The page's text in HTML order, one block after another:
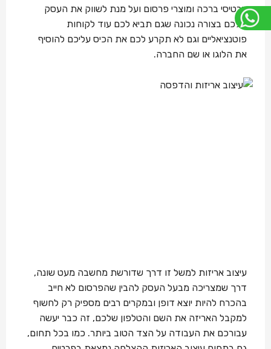
כרטיסי ברכה ומוצרי פרסום ועל מנת לשווק את העסק
שלכם בצורה נכונה שגם תביא לכם עוד לקוחות
פוטנציאליים וגם לא תקרע לכם את הכיס עליכם להוסיף
את הלוגו או שם החברה.
עיצוב אריזות למשל זו דרך שדורשת מחשבה מעט שונה,
דרך שמצריכה מבעל העסק להבין שהפרסום לא חייב
בהכרח להיות יוצא דופן ובמקרים רבים מספיק רק לחשוף
למקבל האריזה את השם והטלפון שלכם, זה כבר יעשה
עבורכם את העבודה על הצד הטוב ביותר. כמו בכל תחום,